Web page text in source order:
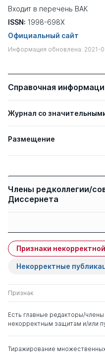
Входит в перечень ВАК
ISSN: 1998-698X
Официальный сайт
Информация обновлена: 2021-
Справочная
Журнал со
Размещение
Члены редколлегии/
Диссернета
Василевич Федор
Иванович
Шабунин Сергей
Викторович
Донник Ирина
Михайловна
Признаки
Некорректные
Признак
Есть главные редакторы/
некорректным защитам и/или
Тиражирование